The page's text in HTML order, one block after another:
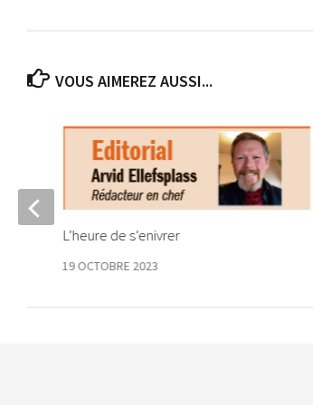
VOUS AIMEREZ AUSSI...
L’heure de s’enivrer
19 OCTOBRE 2023